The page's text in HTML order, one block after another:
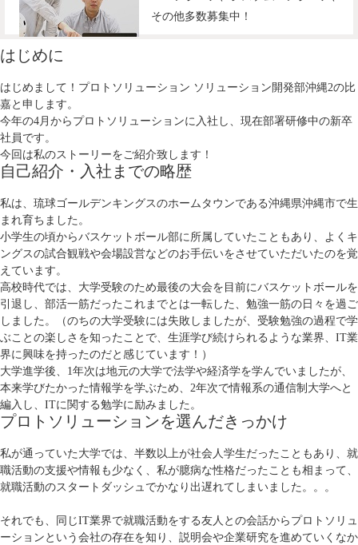
その他多数募集中！
はじめに
はじめまして！プロトソリューション ソリューション開発部沖縄2の比
嘉と申します。
今年の4月からプロトソリューションに入社し、現在部署研修中の新卒
社員です。
今回は私のストーリーをご紹介致します！
自己紹介・入社までの略歴
私は、琉球ゴールデンキングスのホームタウンである沖縄県沖縄市で生
まれ育ちました。
小学生の頃からバスケットボール部に所属していたこともあり、よくキ
ングスの試合観戦や会場設営などのお手伝いをさせていただいたのを覚
えています。
高校時代では、大学受験のため最後の大会を目前にバスケットボールを
引退し、部活一筋だったこれまでとは一転した、勉強一筋の日々を過ご
しました。（のちの大学受験には失敗しましたが、受験勉強の過程で学
ぶことの楽しさを知ったことで、生涯学び続けられるような業界、IT業
界に興味を持ったのだと感じています！）
大学進学後、1年次は地元の大学で法学や経済学を学んでいましたが、
本来学びたかった情報学を学ぶため、2年次で情報系の通信制大学へと
編入し、ITに関する勉学に励みました。
プロトソリューションを選んだきっかけ
私が通っていた大学では、半数以上が社会人学生だったこともあり、就
職活動の支援や情報も少なく、私が臆病な性格だったことも相まって、
就職活動のスタートダッシュでかなり出遅れてしまいました。。。
それでも、同じIT業界で就職活動をする友人との会話からプロトソリュ
ーションという会社の存在を知り、説明会や企業研究を進めていくなか